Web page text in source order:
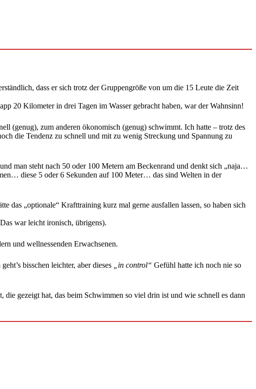
dass er sich trotz der Gruppengröße von um die 15 Leute die Zeit
20 Kilometer in drei Tagen im Wasser gebracht haben, war der Wahnsinn!
(genug), zum anderen ökonomisch (genug) schwimmt. Ich hatte – trotz des
die Tendenz zu schnell und mit zu wenig Streckung und Spannung zu
man steht nach 50 oder 100 Metern am Beckenrand und denkt sich „naja…
diese 5 oder 6 Sekunden auf 100 Meter… das sind Welten in der
das „optionale“ Krafttraining kurz mal gerne ausfallen lassen, so haben sich
war leicht ironisch, übrigens).
und wellnessenden Erwachsenen.
bisschen leichter, aber dieses „in control“ Gefühl hatte ich noch nie so
die gezeigt hat, das beim Schwimmen so viel drin ist und wie schnell es dann